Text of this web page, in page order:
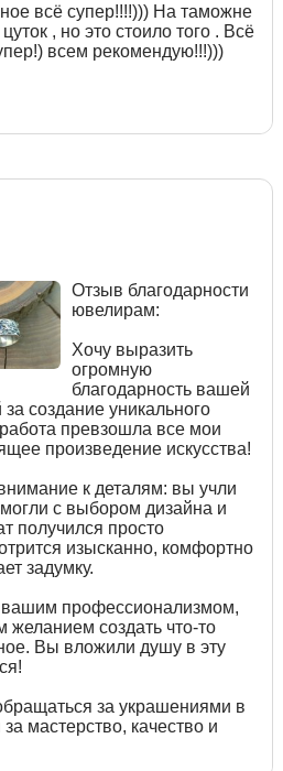
всё супер!!!!))) На таможне
, но это стоило того . Всё
всем рекомендую!!!)))
Отзыв благодарности
ювелирам:
Хочу выразить
огромную
благодарность вашей
создание уникального
превзошла все мои
произведение искусства!
к деталям: вы учли
с выбором дизайна и
получился просто
изысканно, комфортно
задумку.
вашим профессионализмом,
желанием создать что-то
Вы вложили душу в эту
за украшениями в
мастерство, качество и